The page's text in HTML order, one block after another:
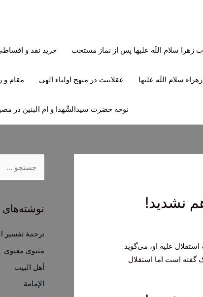
سلام اللَه علیها پس از نماز مستحب خرید نقد و
سلام اللَه علیها عقلانیت در منهج اولیاء الهی مقام و
نوحه حضرت سیدالشّهدا و ام البنین در
نشدید!
علیه او، می‌گوید
گفته است اما استقلال
ج
ب
ر
ا
ی
نوشته‌های
ترجمۀ تفسیر
مثنوی معنوی
أهل البيت
الإمامة